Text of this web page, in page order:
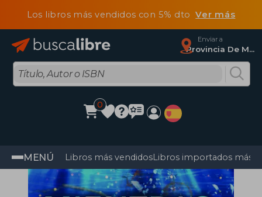
Los libros más vendidos con 5% dtoVer más
Enviar a
Provincia De Madrid
0
MENÚ Libros más vendidosLibros importados más